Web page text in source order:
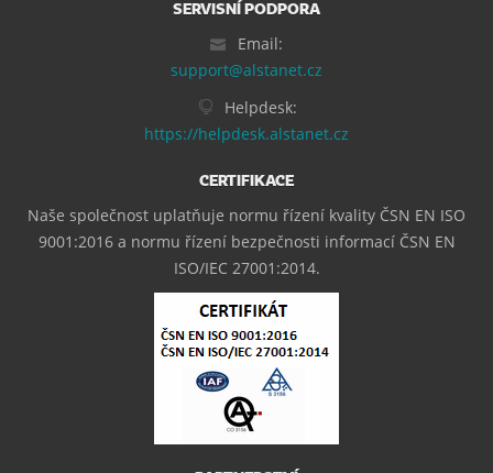
SERVISNÍ PODPORA
Email:
support@alstanet.cz
Helpdesk:
https://helpdesk.alstanet.cz
CERTIFIKACE
Naše společnost uplatňuje normu řízení kvality ČSN EN ISO
9001:2016 a normu řízení bezpečnosti informací ČSN EN
ISO/IEC 27001:2014.